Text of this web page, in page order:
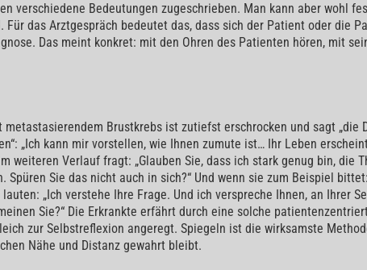
verschiedene Bedeutungen zugeschrieben. Man kann aber wohl
das Arztgespräch bedeutet das, dass sich der Patient oder die
Das meint konkret: mit den Ohren des Patienten hören, mit
Brustkrebs ist zutiefst erschrocken und sagt
„Ich kann mir vorstellen, wie Ihnen zumute ist… Ihr Leben
weiteren Verlauf fragt: „Glauben Sie, dass ich stark genug bin, die
Spüren Sie das nicht auch in sich?“ Und wenn sie zum Beispiel
„Ich verstehe Ihre Frage. Und ich verspreche Ihnen, an Ihrer
Sie?“ Die Erkrankte erfährt durch eine solche
zur Selbstreflexion angeregt. Spiegeln ist die wirksamste
Nähe und Distanz gewahrt bleibt.